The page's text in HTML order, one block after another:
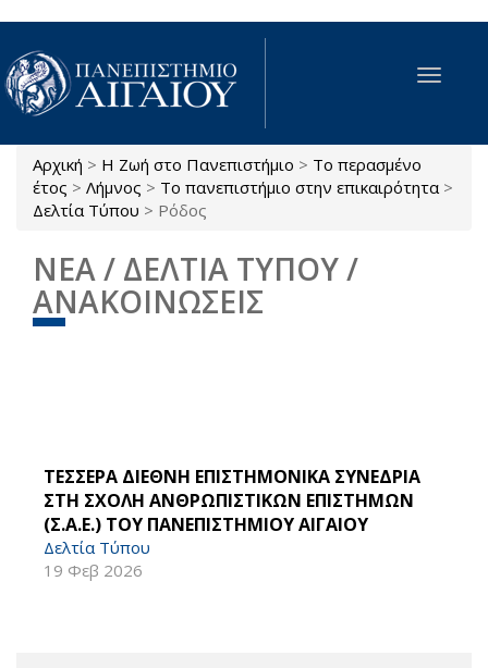
Παράκαμψη προς το κυρίως περιεχόμενο
Toggle
Είστε εδώ
Αρχική > Η Ζωή στο Πανεπιστήμιο > Το περασμένο
έτος > Λήμνος > Το πανεπιστήμιο στην επικαιρότητα >
Δελτία Τύπου > Ρόδος
ΝΕΑ / ΔΕΛΤΙΑ ΤΥΠΟΥ /
ΑΝΑΚΟΙΝΩΣΕΙΣ
ΤΕΣΣΕΡΑ ΔΙΕΘΝΗ ΕΠΙΣΤΗΜΟΝΙΚΑ ΣΥΝΕΔΡΙΑ
ΣΤΗ ΣΧΟΛΗ ΑΝΘΡΩΠΙΣΤΙΚΩΝ ΕΠΙΣΤΗΜΩΝ
(Σ.Α.Ε.) ΤΟΥ ΠΑΝΕΠΙΣΤΗΜΙΟΥ ΑΙΓΑΙΟΥ
Δελτία Τύπου
19 Φεβ 2026